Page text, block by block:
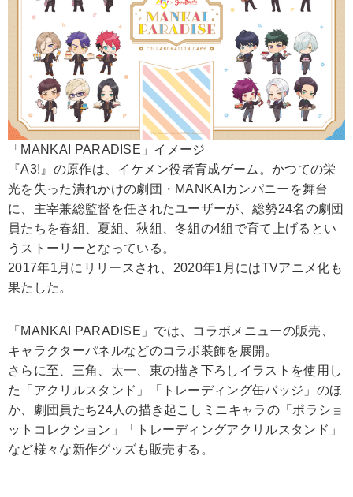
「MANKAI PARADISE」イメージ
『A3!』の原作は、イケメン役者育成ゲーム。かつての栄
光を失った潰れかけの劇団・MANKAIカンパニーを舞台
に、主宰兼総監督を任されたユーザーが、総勢24名の劇団
員たちを春組、夏組、秋組、冬組の4組で育て上げるとい
うストーリーとなっている。
2017年1月にリリースされ、2020年1月にはTVアニメ化も
果たした。
「MANKAI PARADISE」では、コラボメニューの販売、
キャラクターパネルなどのコラボ装飾を展開。
さらに至、三角、太一、東の描き下ろしイラストを使用し
た「アクリルスタンド」「トレーディング缶バッジ」のほ
か、劇団員たち24人の描き起こしミニキャラの「ポラショ
ットコレクション」「トレーディングアクリルスタンド」
など様々な新作グッズも販売する。